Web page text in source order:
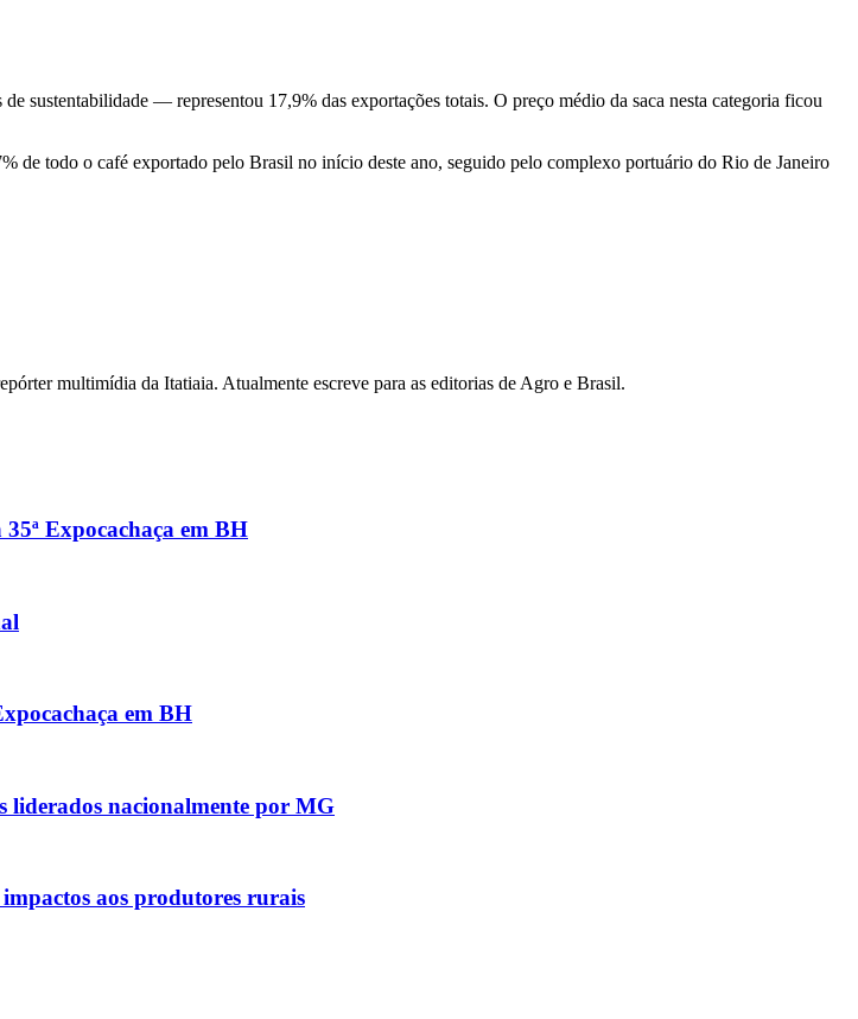
sustentabilidade — representou 17,9% das exportações totais. O preço médio da saca nesta categoria ficou
de todo o café exportado pelo Brasil no início deste ano, seguido pelo complexo portuário do Rio de Janeiro
multimídia da Itatiaia. Atualmente escreve para as editorias de Agro e Brasil.
Expocachaça em BH
em BH
liderados nacionalmente por MG
aos produtores rurais